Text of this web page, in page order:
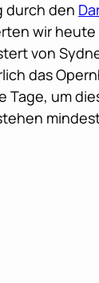
durch den
wir
von
das
Tage, um